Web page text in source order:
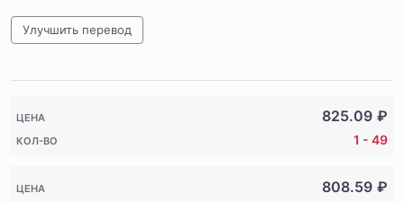
Улучшить перевод
ЦЕНА 825.09 ₽
КОЛ-ВО 1 - 49
ЦЕНА 808.59 ₽